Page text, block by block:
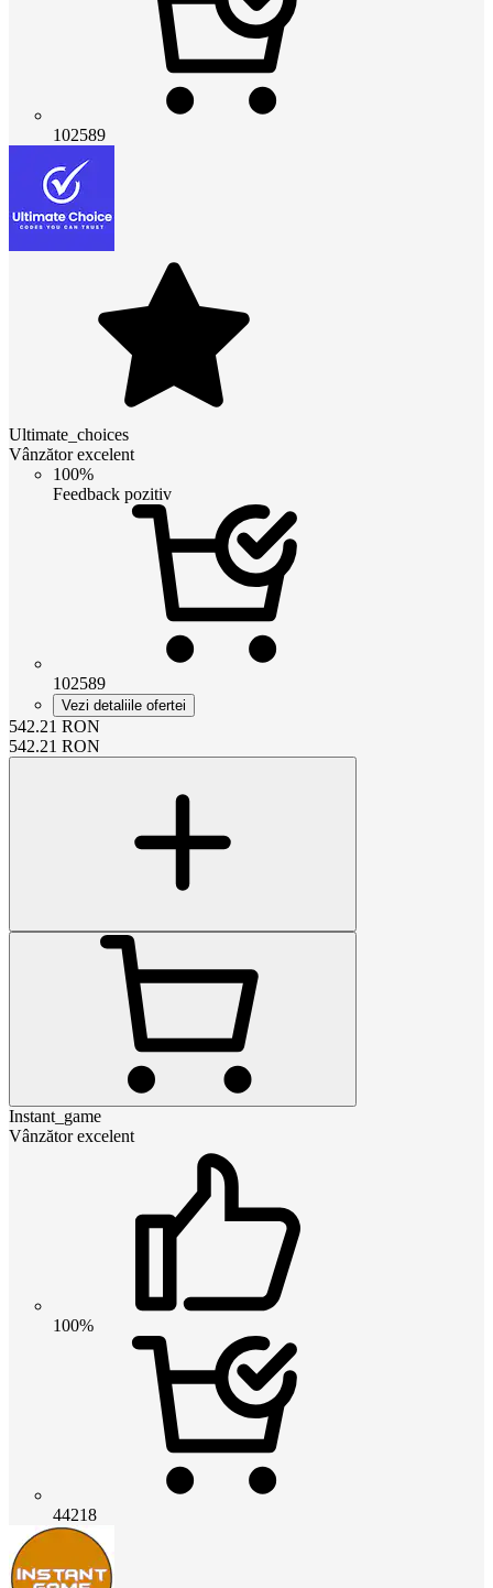
102589
Ultimate_choices
Vânzător excelent
100%
Feedback pozitiv
102589
Vezi detaliile ofertei
542.21 RON
542.21 RON
Instant_game
Vânzător excelent
100%
44218